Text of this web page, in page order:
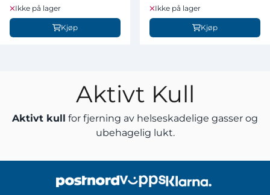
Ikke på lager
Kjøp
Ikke på lager
Kjøp
Aktivt Kull
Aktivt kull for fjerning av helseskadelige gasser og
ubehagelig lukt.